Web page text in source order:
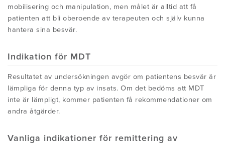
mobilisering och manipulation, men målet är alltid att få
patienten att bli oberoende av terapeuten och själv kunna
hantera sina besvär.
Indikation för MDT
Resultatet av undersökningen avgör om patientens besvär är
lämpliga för denna typ av insats. Om det bedöms att MDT
inte är lämpligt, kommer patienten få rekommendationer om
andra åtgärder.
Vanliga indikationer för remittering av